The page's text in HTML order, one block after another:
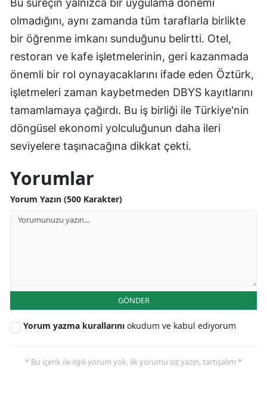
Bu süreçin yalnızca bir uygulama dönemi
olmadığını, aynı zamanda tüm taraflarla birlikte
bir öğrenme imkanı sunduğunu belirtti. Otel,
restoran ve kafe işletmelerinin, geri kazanmada
önemli bir rol oynayacaklarını ifade eden Öztürk,
işletmeleri zaman kaybetmeden DBYS kayıtlarını
tamamlamaya çağırdı. Bu iş birliği ile Türkiye'nin
döngüsel ekonomi yolculuğunun daha ileri
seviyelere taşınacağına dikkat çekti.
Yorumlar
Yorum Yazın (500 Karakter)
GÖNDER
Yorum yazma kurallarını okudum ve kabul ediyorum
* Bu içerik ile ilgili yorum yok, ilk yorumu siz yazın, tartışalım *